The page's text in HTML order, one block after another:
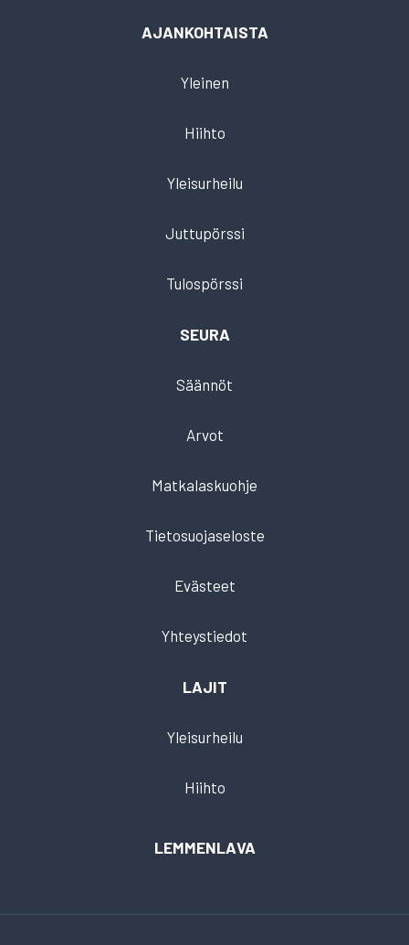
AJANKOHTAISTA
Yleinen
Hiihto
Yleisurheilu
Juttupörssi
Tulospörssi
SEURA
Säännöt
Arvot
Matkalaskuohje
Tietosuojaseloste
Evästeet
Yhteystiedot
LAJIT
Yleisurheilu
Hiihto
LEMMENLAVA